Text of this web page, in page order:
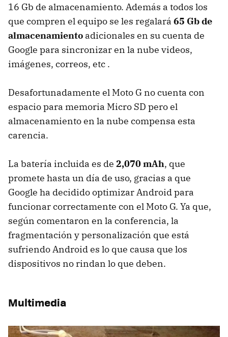
16 Gb de almacenamiento. Además a todos los
que compren el equipo se les regalará 65 Gb de
almacenamiento adicionales en su cuenta de
Google para sincronizar en la nube videos,
imágenes, correos, etc .
Desafortunadamente el Moto G no cuenta con
espacio para memoria Micro SD pero el
almacenamiento en la nube compensa esta
carencia.
La batería incluida es de 2,070 mAh, que
promete hasta un día de uso, gracias a que
Google ha decidido optimizar Android para
funcionar correctamente con el Moto G. Ya que,
según comentaron en la conferencia, la
fragmentación y personalización que está
sufriendo Android es lo que causa que los
dispositivos no rindan lo que deben.
Multimedia